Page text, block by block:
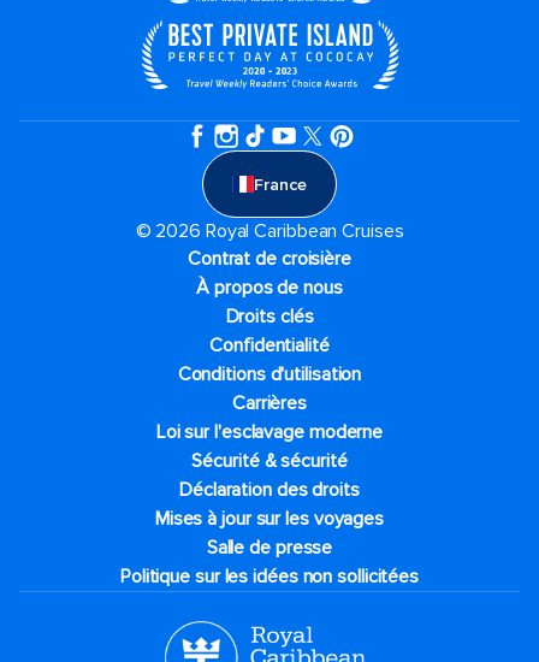
France
© 2026 Royal Caribbean Cruises
Contrat de croisière
À propos de nous
Droits clés
Confidentialité
Conditions d'utilisation
Carrières
Loi sur l'esclavage moderne
Sécurité & sécurité
Déclaration des droits
Mises à jour sur les voyages
Salle de presse
Politique sur les idées non sollicitées